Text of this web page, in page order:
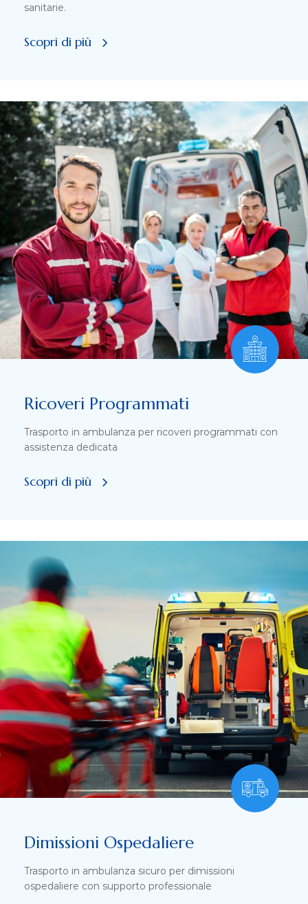
sanitarie.
Scopri di più
Ricoveri Programmati
Trasporto in ambulanza per ricoveri programmati con
assistenza dedicata
Scopri di più
Dimissioni Ospedaliere
Trasporto in ambulanza sicuro per dimissioni
ospedaliere con supporto professionale